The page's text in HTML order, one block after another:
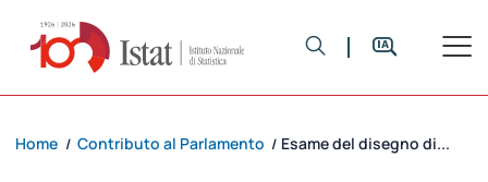
Home / Contributo al Parlamento / Esame del disegno di...